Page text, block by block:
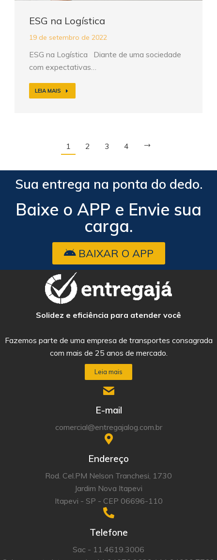
ESG na Logística
19 de setembro de 2022
ESG na Logística Diante de uma sociedade
com expectativas…
LEIA MAIS
1 2 3 4
Sua entrega na ponta do dedo.
Baixe o APP e Envie sua
carga.​
BAIXAR O APP
Solidez e eficiência para atender você
Fazemos parte de uma empresa de transportes consagrada
com mais de 25 anos de mercado.
Leia mais
E-mail
comercial@entregajalog.com.br
Endereço
Rod. Cel.PM Nelson Tranchesi, 1730
Jardim Nova Itapevi
Itapevi - SP - CEP 06696-110
Telefone
Sac - 11.4619.3006